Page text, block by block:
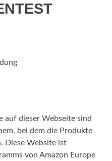
auf dieser Webseite sind
bei dem die Produkte
Diese Website ist
von Amazon Europe